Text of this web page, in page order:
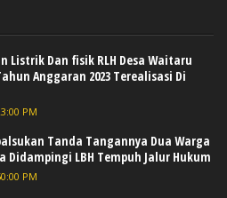
Listrik Dan fisik RLH Desa Waitaru
Anggaran 2023 Terealisasi Di
PM
Tanda Tangannya Dua Warga
Didampingi LBH Tempuh Jalur Hukum
PM